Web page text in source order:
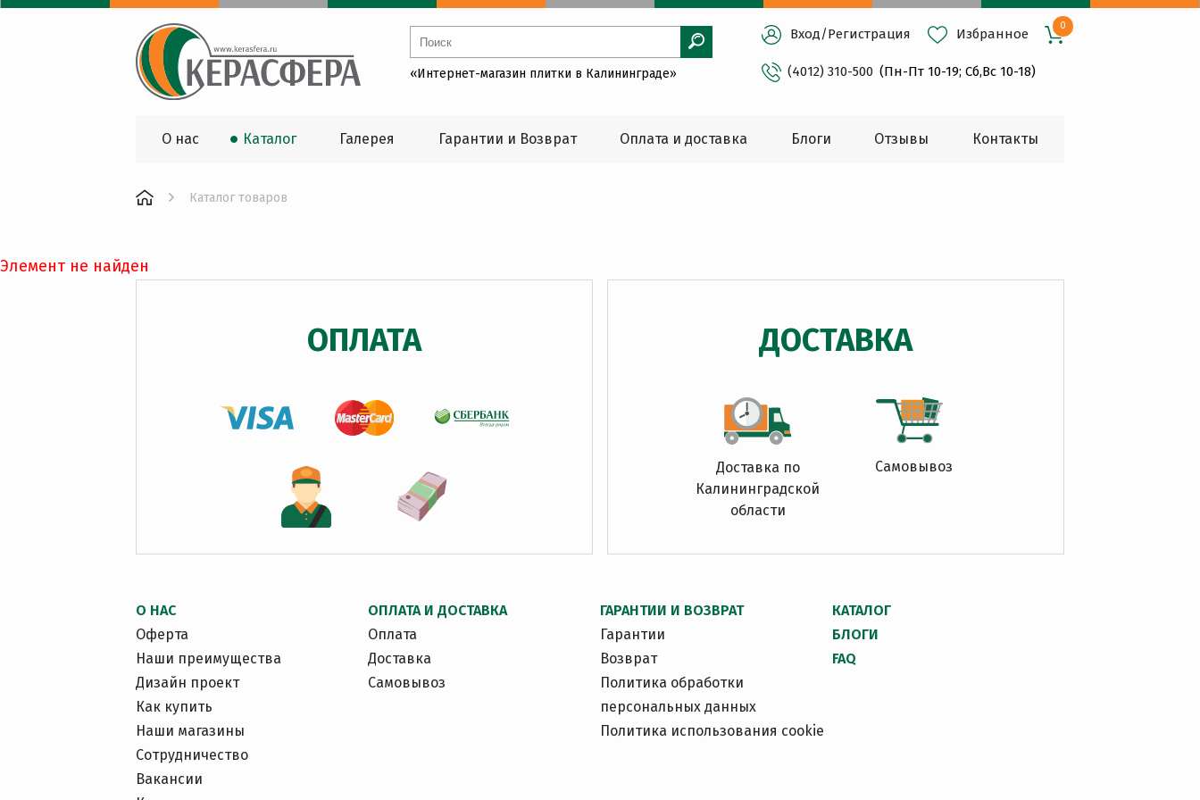
«Интернет-магазин плитки в Калининграде»
Вход/Регистрация Избранное
0
(4012) 310-500 (Пн-Пт 10-19; Сб,Вс 10-18)
О нас Каталог Галерея Гарантии и Возврат Оплата и доставка Блоги Oтзывы Контакты
Каталог товаров
Элемент не найден
ОПЛАТА ДОСТАВКА
Доставка по
Калининградской
области
Самовывоз
О НАС
Оферта
Наши преимущества
Дизайн проект
Как купить
Наши магазины
Сотрудничество
Вакансии
ОПЛАТА И ДОСТАВКА
Оплата
Доставка
Самовывоз
ГАРАНТИИ И ВОЗВРАТ
Гарантии
Возврат
Политика обработки
персональных данных
Политика использования cookie
КАТАЛОГ
БЛОГИ
FAQ